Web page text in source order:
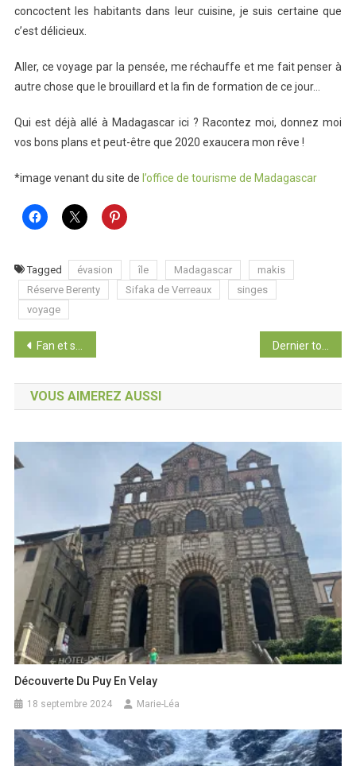
concoctent les habitants dans leur cuisine, je suis certaine que
c’est délicieux.
Aller, ce voyage par la pensée, me réchauffe et me fait penser à
autre chose que le brouillard et la fin de formation de ce jour…
Qui est déjà allé à Madagascar ici ? Racontez moi, donnez moi
vos bons plans et peut-être que 2020 exaucera mon rêve !
*image venant du site de l’office de tourisme de Madagascar
Tagged évasion île Madagascar
makis
Réserve Berenty
Sifaka de Verreaux
singes
voyage
Navigation
de
l’article
Fan et souvenirs
VOUS AIMEREZ AUSSI
Découverte Du Puy En Velay
18 septembre 2024 Marie-Léa